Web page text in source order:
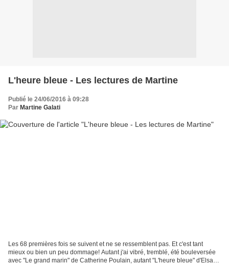
L'heure bleue - Les lectures de Martine
Publié le 24/06/2016 à 09:28
Par Martine Galati
Les 68 premières fois se suivent et ne se ressemblent pas. Et c'est tant
mieux ou bien un peu dommage! Autant j'ai vibré, tremblé, été bouleversée
avec "Le grand marin" de Catherine Poulain, autant "L'heure bleue" d'Elsa